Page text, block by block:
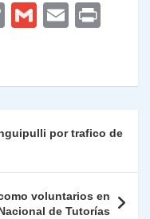
C
y
n
k
G
l
E
l
por trafico de
voluntarios en
de Tutorías